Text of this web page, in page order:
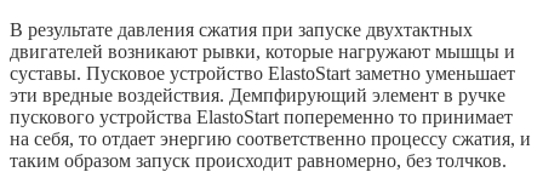
В результате давления сжатия при запуске двухтактных
двигателей возникают рывки, которые нагружают мышцы и
суставы. Пусковое устройство ElastoStart заметно уменьшает
эти вредные воздействия. Демпфирующий элемент в ручке
пускового устройства ElastoStart попеременно то принимает
на себя, то отдает энергию соответственно процессу сжатия, и
таким образом запуск происходит равномерно, без толчков.